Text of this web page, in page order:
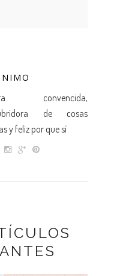
convencida,
de cosas
y feliz por que sí